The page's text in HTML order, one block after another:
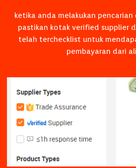
ketika anda melakukan pencarian
pastikan kotak verified supplier
telah terchecklist untuk
pembayaran dari